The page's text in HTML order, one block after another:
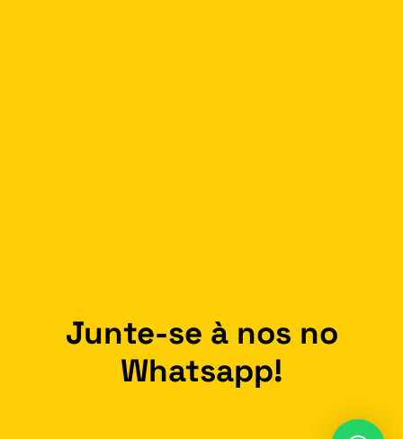
Junte-se à nos no
Whatsapp!